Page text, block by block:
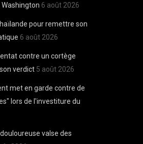
6 août 2026
pour remettre son
6 août 2026
contre un cortège
verdict 5 août 2026
met en garde contre de
lors de l'investiture du
valse des